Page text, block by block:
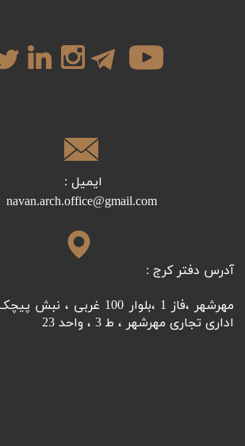
آدرس دفتر کرج :
مهرشهر ،فاز 1 ،بلوار 100
اداری تجاری مهرشهر ، ط 3 ، واحد 23
ایمیل :
​​​​​​​navan.arch.office@gmail.com